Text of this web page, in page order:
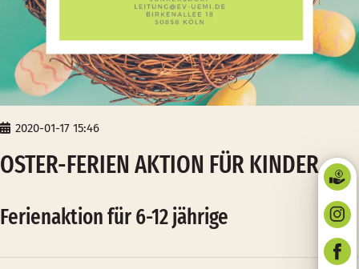
2020-01-17 15:46
OSTER-FERIEN AKTION FÜR KINDER
Ferienaktion für 6-12 jährige